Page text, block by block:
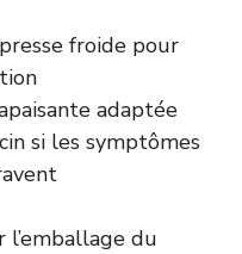
froide pour
adaptée
si les symptômes
l’emballage du